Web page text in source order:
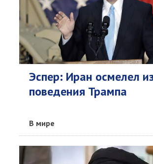
Эспер: Иран осмелел
поведения Трампа
В мире